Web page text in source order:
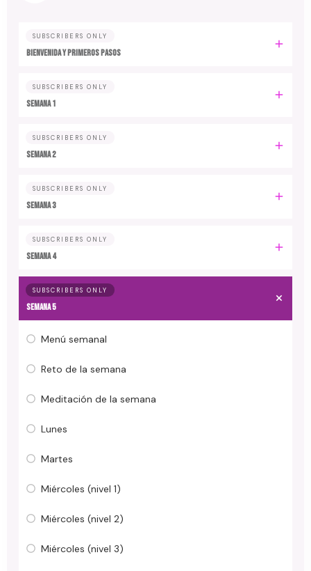
SUBSCRIBERS ONLY
Bienvenida y primeros pasos
SUBSCRIBERS ONLY
Semana 1
SUBSCRIBERS ONLY
Semana 2
SUBSCRIBERS ONLY
Semana 3
SUBSCRIBERS ONLY
Semana 4
SUBSCRIBERS ONLY
Semana 5
Menú semanal
Reto de la semana
Meditación de la semana
Lunes
Martes
Miércoles (nivel 1)
Miércoles (nivel 2)
Miércoles (nivel 3)